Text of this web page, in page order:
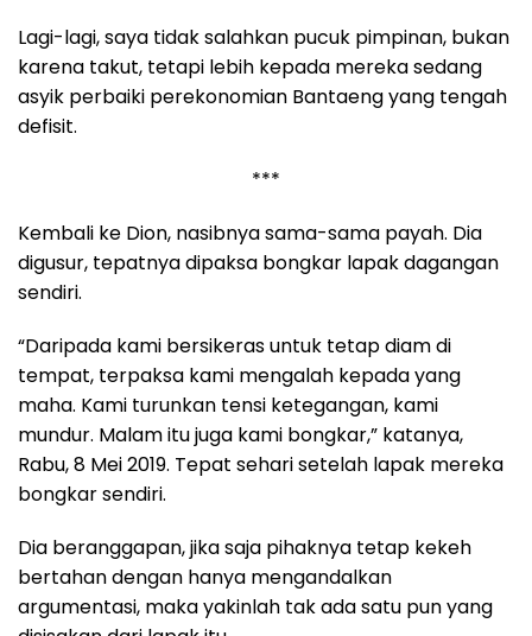
Lagi-lagi, saya tidak salahkan pucuk pimpinan, bukan
karena takut, tetapi lebih kepada mereka sedang
asyik perbaiki perekonomian Bantaeng yang tengah
defisit.
***
Kembali ke Dion, nasibnya sama-sama payah. Dia
digusur, tepatnya dipaksa bongkar lapak dagangan
sendiri.
“Daripada kami bersikeras untuk tetap diam di
tempat, terpaksa kami mengalah kepada yang
maha. Kami turunkan tensi ketegangan, kami
mundur. Malam itu juga kami bongkar,” katanya,
Rabu, 8 Mei 2019. Tepat sehari setelah lapak mereka
bongkar sendiri.
Dia beranggapan, jika saja pihaknya tetap kekeh
bertahan dengan hanya mengandalkan
argumentasi, maka yakinlah tak ada satu pun yang